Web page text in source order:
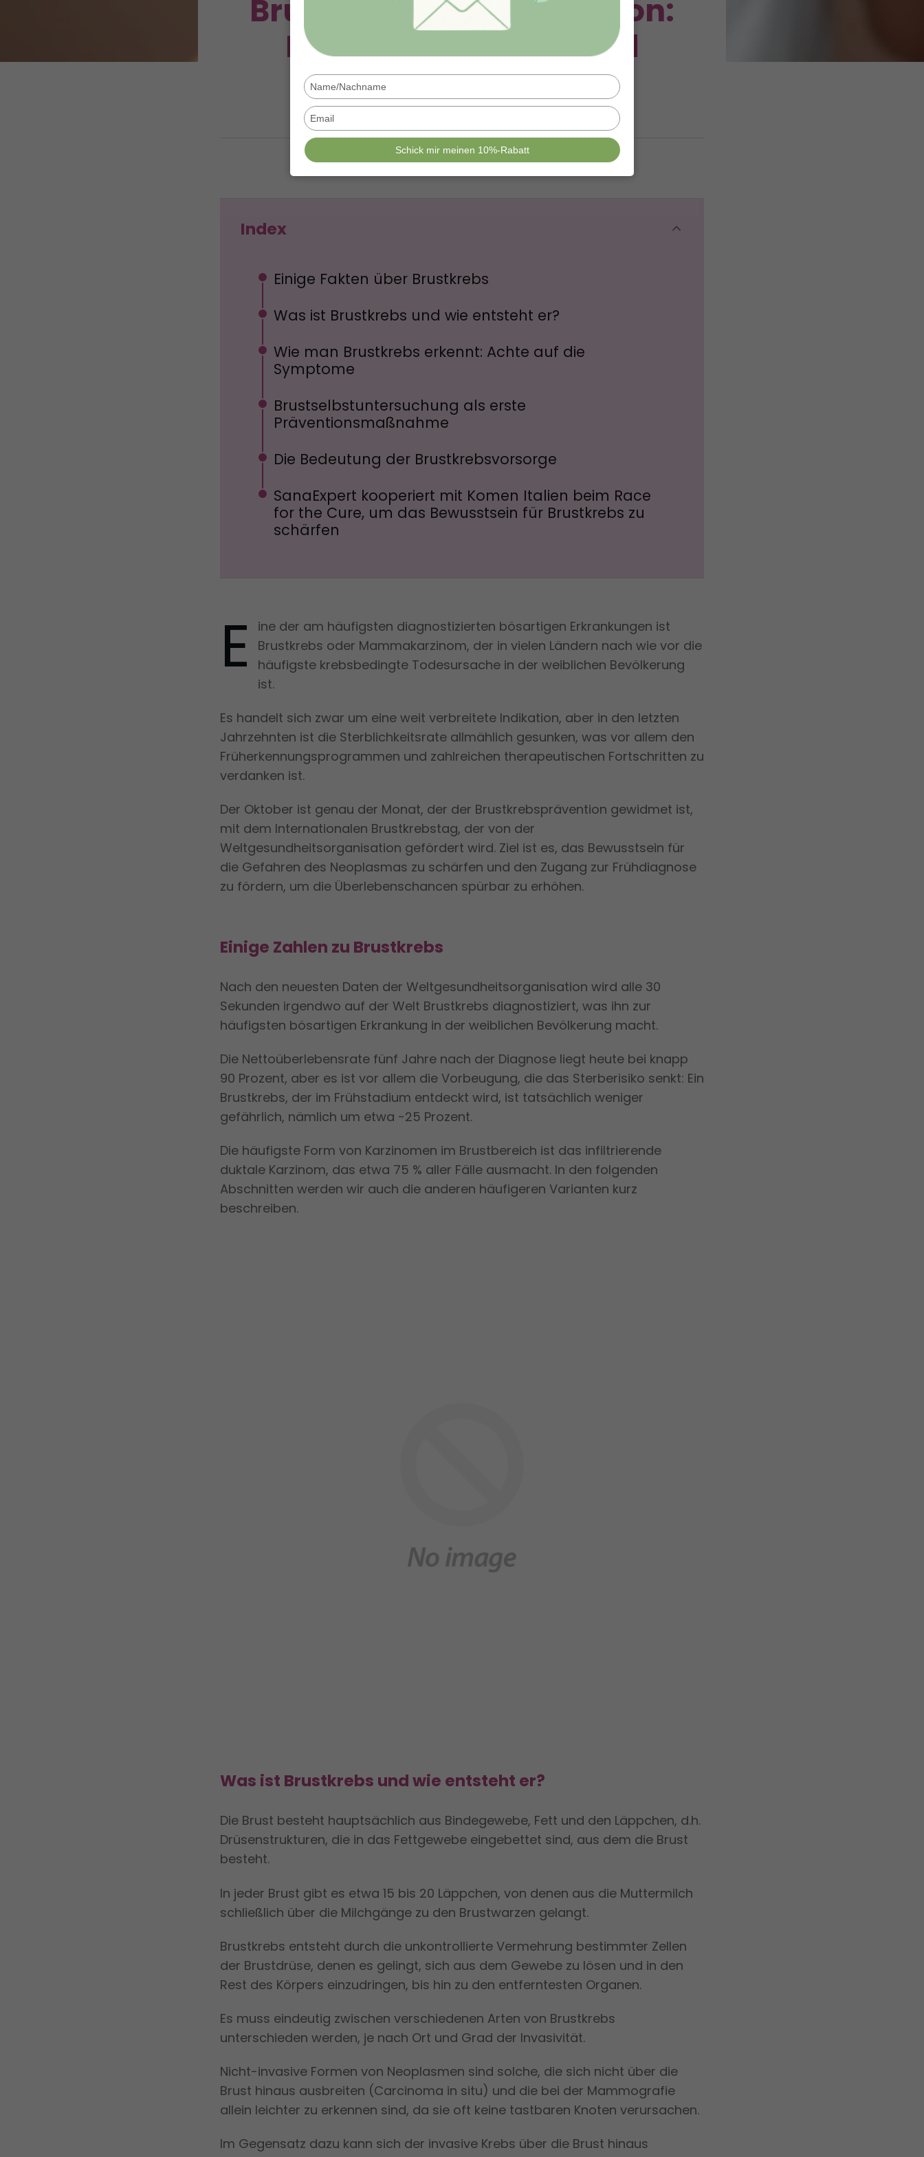
Brustkrebs und Prävention:
Risiken reduzieren und
Anzeichen erkennen
Index
Einige Fakten über Brustkrebs
Was ist Brustkrebs und wie entsteht er?
Wie man Brustkrebs erkennt: Achte auf die
Symptome
Brustselbstuntersuchung als erste
Präventionsmaßnahme
Die Bedeutung der Brustkrebsvorsorge
SanaExpert kooperiert mit Komen Italien beim Race
for the Cure, um das Bewusstsein für Brustkrebs zu
schärfen
E
ine der am häufigsten diagnostizierten bösartigen Erkrankungen ist
Brustkrebs oder Mammakarzinom, der in vielen Ländern nach wie vor die
häufigste krebsbedingte Todesursache in der weiblichen Bevölkerung
ist.
Es handelt sich zwar um eine weit verbreitete Indikation, aber in den letzten
Jahrzehnten ist die Sterblichkeitsrate allmählich gesunken, was vor allem den
Früherkennungsprogrammen und zahlreichen therapeutischen Fortschritten zu
verdanken ist.
Der Oktober ist genau der Monat, der der Brustkrebsprävention gewidmet ist,
mit dem Internationalen Brustkrebstag, der von der
Weltgesundheitsorganisation gefördert wird. Ziel ist es, das Bewusstsein für
die Gefahren des Neoplasmas zu schärfen und den Zugang zur Frühdiagnose
zu fördern, um die Überlebenschancen spürbar zu erhöhen.
Einige Zahlen zu Brustkrebs
Nach den neuesten Daten der Weltgesundheitsorganisation wird alle 30
Sekunden irgendwo auf der Welt Brustkrebs diagnostiziert, was ihn zur
häufigsten bösartigen Erkrankung in der weiblichen Bevölkerung macht.
Die Nettoüberlebensrate fünf Jahre nach der Diagnose liegt heute bei knapp
90 Prozent, aber es ist vor allem die Vorbeugung, die das Sterberisiko senkt: Ein
Brustkrebs, der im Frühstadium entdeckt wird, ist tatsächlich weniger
gefährlich, nämlich um etwa -25 Prozent.
Die häufigste Form von Karzinomen im Brustbereich ist das infiltrierende
duktale Karzinom, das etwa 75 % aller Fälle ausmacht. In den folgenden
Abschnitten werden wir auch die anderen häufigeren Varianten kurz
beschreiben.
Was ist Brustkrebs und wie entsteht er?
Die Brust besteht hauptsächlich aus Bindegewebe, Fett und den Läppchen, d.h.
Drüsenstrukturen, die in das Fettgewebe eingebettet sind, aus dem die Brust
besteht.
In jeder Brust gibt es etwa 15 bis 20 Läppchen, von denen aus die Muttermilch
schließlich über die Milchgänge zu den Brustwarzen gelangt.
Brustkrebs entsteht durch die unkontrollierte Vermehrung bestimmter Zellen
der Brustdrüse, denen es gelingt, sich aus dem Gewebe zu lösen und in den
Rest des Körpers einzudringen, bis hin zu den entferntesten Organen.
Es muss eindeutig zwischen verschiedenen Arten von Brustkrebs
unterschieden werden, je nach Ort und Grad der Invasivität.
Nicht-invasive Formen von Neoplasmen sind solche, die sich nicht über die
Brust hinaus ausbreiten (Carcinoma in situ) und die bei der Mammografie
allein leichter zu erkennen sind, da sie oft keine tastbaren Knoten verursachen.
Im Gegensatz dazu kann sich der invasive Krebs über die Brust hinaus
your
your
Schick mir meinen 10%-Rabatt